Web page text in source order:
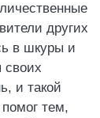
других
в шкуры и
и такой
тем,